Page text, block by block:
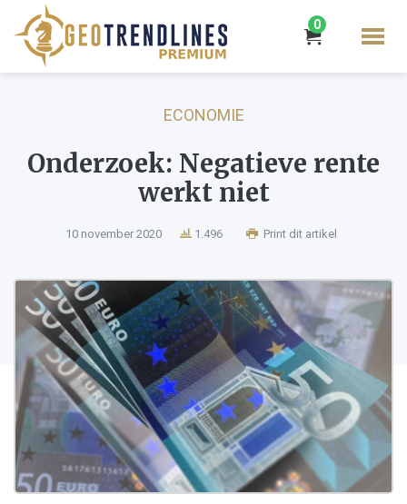
0
ECONOMIE
Onderzoek: Negatieve rente
werkt niet
10 november 2020 1.496 Print dit artikel